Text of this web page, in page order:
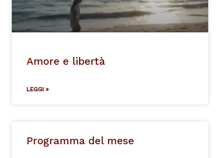
Amore e libertà
LEGGI »
Programma del mese